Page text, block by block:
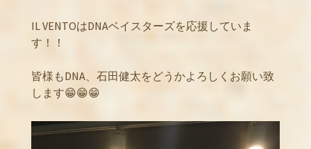
IL VENTOはDNAベイスターズを応援していま
す！！
皆様もDNA、石田健太をどうかよろしくお願い致
します😁😁😁